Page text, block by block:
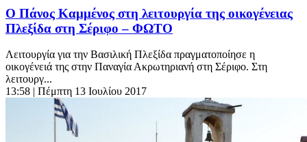
Ο Πάνος Καμμένος στη λειτουργία της οικογένειας
Πλεξίδα στη Σέριφο – ΦΩΤΟ
Λειτουργία για την Βασιλική Πλεξίδα πραγματοποίησε η
οικογένειά της στην Παναγία Ακρωτηριανή στη Σέριφο. Στη
λειτουργ...
13:58 | Πέμπτη 13 Ιουλίου 2017